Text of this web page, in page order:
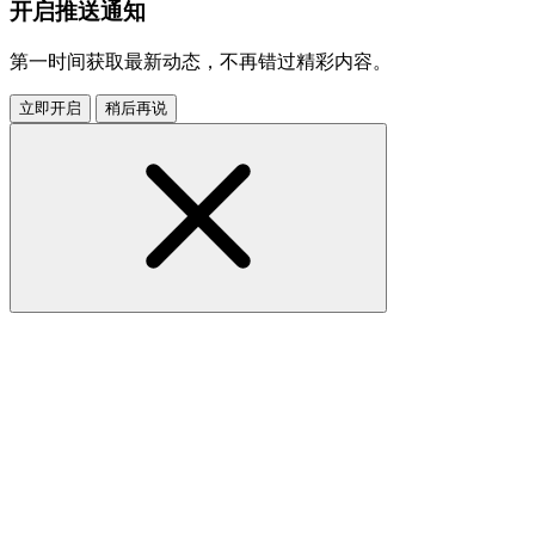
开启推送通知
第一时间获取最新动态，不再错过精彩内容。
立即开启 稍后再说